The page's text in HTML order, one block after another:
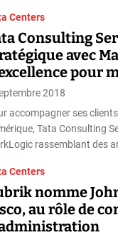
Centers
Consulting
avec
pour
2018
accompagner ses
Tata Consulting
rassemblant des
Centers
nomme
au rôle de